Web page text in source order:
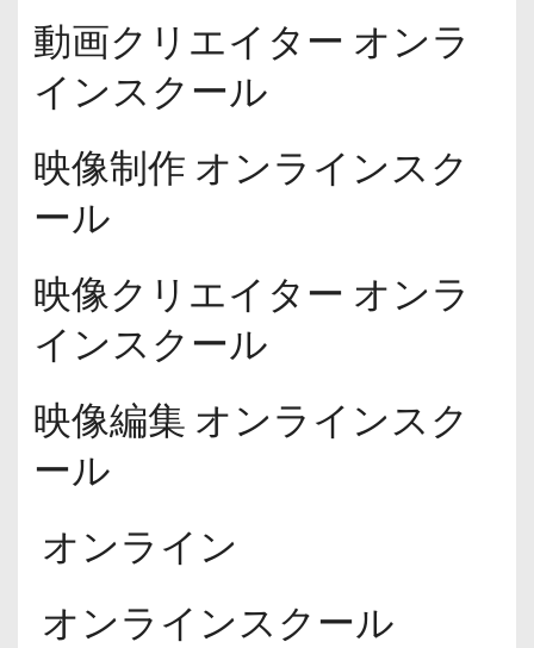
動画クリエイター オンラ
インスクール
映像制作 オンラインスク
ール
映像クリエイター オンラ
インスクール
映像編集 オンラインスク
ール
オンライン
オンラインスクール